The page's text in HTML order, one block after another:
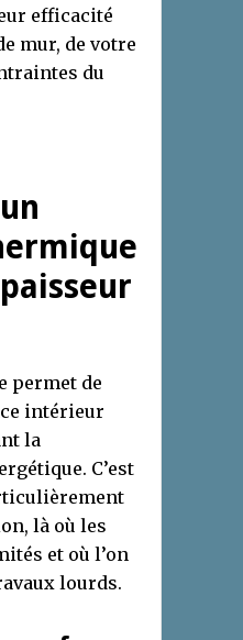
efficacité
mur, de votre
du
permet de
intérieur
la
C’est
là où les
et où l’on
lourds.